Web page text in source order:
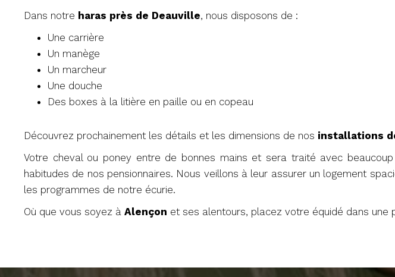
Dans notre haras près de Deauville, nous disposons de :
Une carrière
Un manège
Un marcheur
Une douche
Des boxes à la litière en paille ou en copeau
Découvrez prochainement les détails et les dimensions de nos installations
Votre cheval ou poney entre de bonnes mains et sera traité avec
habitudes de nos pensionnaires. Nous veillons à leur assurer un logement
les programmes de notre écurie.
Où que vous soyez à Alençon et ses alentours, placez votre équidé dans une